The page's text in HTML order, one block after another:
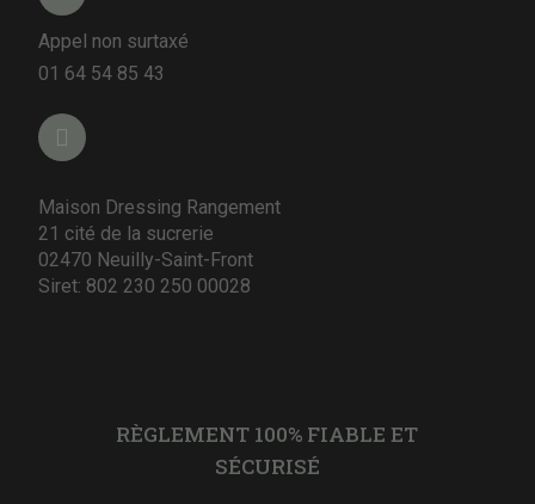
Appel non surtaxé
01 64 54 85 43
Maison Dressing Rangement
21 cité de la sucrerie
02470 Neuilly-Saint-Front
Siret: 802 230 250 00028
RÈGLEMENT 100% FIABLE ET
SÉCURISÉ